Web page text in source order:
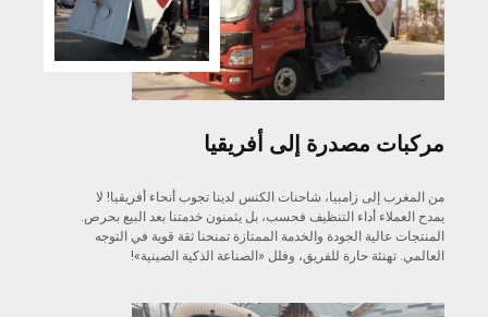
مركبات مصدرة إلى أفريقيا
من المغرب إلى زامبيا، شاحنات الكنس لدينا تجوب أنحاء أفريقيا! لا
يمدح العملاء أداء التنظيف فحسب، بل يثمنون خدمتنا بعد البيع بحرص.
المنتجات عالية الجودة والخدمة الممتازة تمنحنا ثقة قوية في التوجه
العالمي. تهنئة حارة للفريق، وفلل «الصناعة الذكية الصينية»!